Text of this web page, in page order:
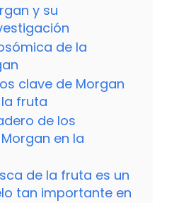
y su
de la
clave de Morgan
fruta
de los
en la
de la fruta es un
tan importante en